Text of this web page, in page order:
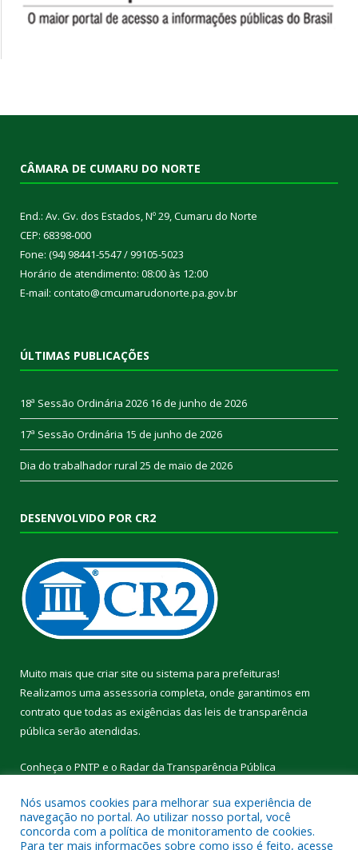
CÂMARA DE CUMARU DO NORTE
End.: Av. Gv. dos Estados, Nº 29, Cumaru do Norte
CEP: 68398-000
Fone: (94) 98441-5547 / 99105-5023
Horário de atendimento: 08:00 às 12:00
E-mail: contato@cmcumarudonorte.pa.gov.br
ÚLTIMAS PUBLICAÇÕES
18ª Sessão Ordinária 2026 16 de junho de 2026
17ª Sessão Ordinária 15 de junho de 2026
Dia do trabalhador rural 25 de maio de 2026
DESENVOLVIDO POR CR2
Muito mais que criar site ou sistema para prefeituras!
Realizamos uma assessoria completa, onde garantimos em
contrato que todas as exigências das leis de transparência
pública serão atendidas.
Conheça o PNTP e o Radar da Transparência Pública
Nós usamos cookies para melhorar sua experiência de
navegação no portal. Ao utilizar nosso portal, você
concorda com a política de monitoramento de cookies.
Para ter mais informações sobre como isso é feito, acesse